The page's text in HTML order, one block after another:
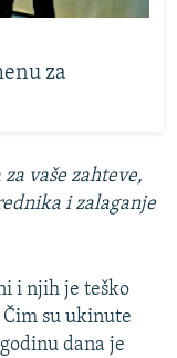
za
vaše zahteve,
i zalaganje
i njih je teško
su ukinute
dana je